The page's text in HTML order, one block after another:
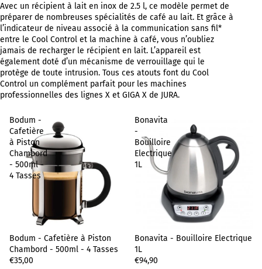
Avec un récipient à lait en inox de 2.5 l, ce modèle permet de
préparer de nombreuses spécialités de café au lait. Et grâce à
l’indicateur de niveau associé à la communication sans fil*
entre le Cool Control et la machine à café, vous n’oubliez
jamais de recharger le récipient en lait. L’appareil est
également doté d’un mécanisme de verrouillage qui le
protège de toute intrusion. Tous ces atouts font du Cool
Control un complément parfait pour les machines
professionnelles des lignes X et GIGA X de JURA.
Bodum -
Cafetière
à Piston
Chambord
- 500ml -
4 Tasses
Bodum - Cafetière à Piston
Chambord - 500ml - 4 Tasses
€35,00
Bonavita
-
Bouilloire
Electrique
1L
Sold out
Bonavita - Bouilloire Electrique
1L
€94,90